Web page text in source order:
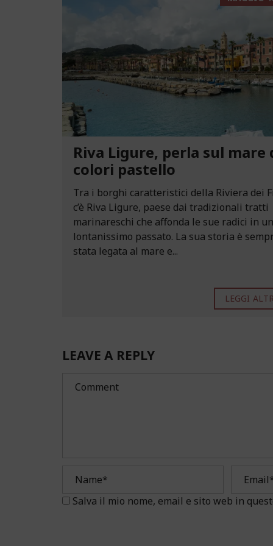
Riva Ligure, perla sul mare
colori pastello
Tra i borghi caratteristici della Riviera dei
c’è Riva Ligure, paese dai tradizionali tratti
marinareschi che affonda le sue radici in un
lontanissimo passato. La sua storia è
stata legata al mare e...
LEGGI
LEAVE A REPLY
Salva il mio nome, email e sito web in